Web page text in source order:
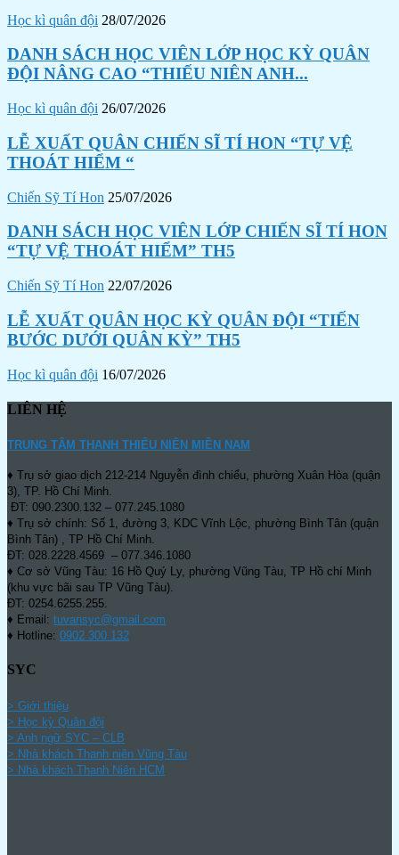
Học kì quân đội 28/07/2026
DANH SÁCH HỌC VIÊN LỚP HỌC KỲ QUÂN
ĐỘI NÂNG CAO “THIẾU NIÊN ANH...
Học kì quân đội 26/07/2026
LỄ XUẤT QUÂN CHIẾN SĨ TÍ HON “TỰ VỆ
THOÁT HIỂM “
Chiến Sỹ Tí Hon 25/07/2026
DANH SÁCH HỌC VIÊN LỚP CHIẾN SĨ TÍ HON
“TỰ VỆ THOÁT HIỂM” TH5
Chiến Sỹ Tí Hon 22/07/2026
LỄ XUẤT QUÂN HỌC KỲ QUÂN ĐỘI “TIẾN
BƯỚC DƯỚI QUÂN KỲ” TH5
Học kì quân đội 16/07/2026
LIÊN HỆ
TRUNG TÂM THANH THIẾU NIÊN MIỀN NAM
♦ Trụ sở giao dịch 212-214 Nguyễn đình chiểu, phường Xuân Hòa (quận
3), TP. Hồ Chí Minh.
ĐT: 090.2300.132 – 077.245.1080
♦ Trụ sở chính: Số 1, đường 3, KDC Vĩnh Lộc, phường Bình Tân (quận
Bình Tân) , TP Hồ Chí Minh.
ĐT: 028.2228.4569 – 077.346.1080
♦ Cơ sở Vũng Tàu: 16 Hồ Quý Ly, phường Vũng Tàu, TP Hồ chí Minh
(khu vực bãi sau TP Vũng Tàu).
ĐT: 0254.6255.255.
♦ Email: tuvansyc@gmail.com
♦ Hotline: 0902 300 132
SYC
> Giới thiệu
> Học kỳ Quân đội
> Anh ngữ SYC – CLB
> Nhà khách Thanh niên Vũng Tàu
> Nhà khách Thanh Niên HCM